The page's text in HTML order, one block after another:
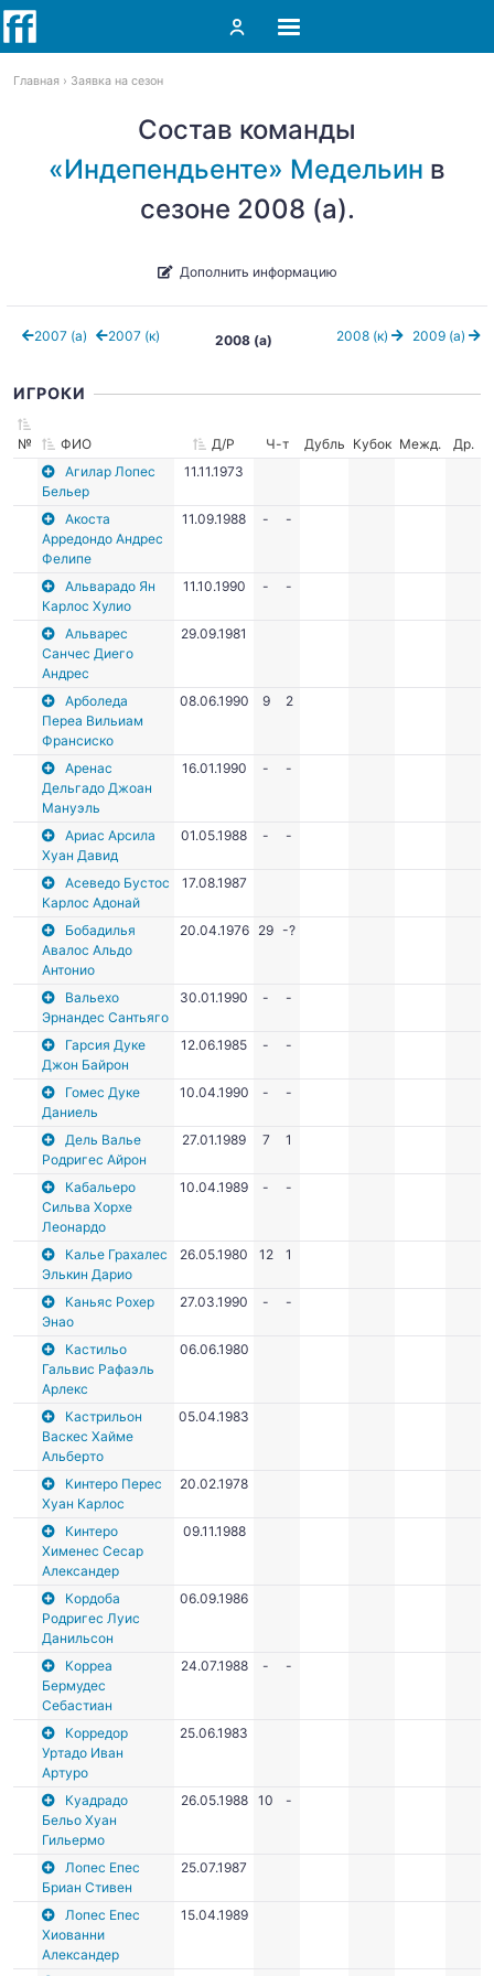
Главная Заявка на сезон
Состав команды
«Индепендьенте» Медельин в
сезоне 2008 (а).
Дополнить информацию
2007 (а) 2007 (к) 2008 (к) 2009 (а)
2008 (а)
ИГРОКИ
№ ФИО Д/Р Ч-т Дубль Кубок Межд.
Др.
Агилар Лопес
Бельер
11.11.1973
Акоста
Арредондо Андрес
Фелипе
11.09.1988 - -
Альварадо Ян
Карлос Хулио
11.10.1990 - -
Альварес
Санчес Диего
Андрес
29.09.1981
Арболеда
Переа Вильиам
Франсиско
08.06.1990 9 2
Аренас
Дельгадо Джоан
Мануэль
16.01.1990 - -
Ариас Арсила
Хуан Давид
01.05.1988 - -
Асеведо Бустос
Карлос Адонай
17.08.1987
Бобадилья
Авалос Альдо
Антонио
20.04.1976 29 -?
Вальехо
Эрнандес Сантьяго
30.01.1990 - -
Гарсия Дуке
Джон Байрон
12.06.1985 - -
Гомес Дуке
Даниель
10.04.1990 - -
Дель Валье
Родригес Айрон
27.01.1989 7 1
Кабальеро
Сильва Хорхе
Леонардо
10.04.1989 - -
Калье Грахалес
Элькин Дарио
26.05.1980 12 1
Каньяс Рохер
Энао
27.03.1990 - -
Кастильо
Гальвис Рафаэль
Арлекс
06.06.1980
Кастрильон
Васкес Хайме
Альберто
05.04.1983
Кинтеро Перес
Хуан Карлос
20.02.1978
Кинтеро
Хименес Сесар
Александер
09.11.1988
Кордоба
Родригес Луис
Данильсон
06.09.1986
Корреа
Бермудес
Себастиан
24.07.1988 - -
Корредор
Уртадо Иван
Артуро
25.06.1983
Куадрадо
Бельо Хуан
Гильермо
26.05.1988 10 -
Лопес Епес
Бриан Стивен
25.07.1987
Лопес Епес
Хиованни
Александер
15.04.1989